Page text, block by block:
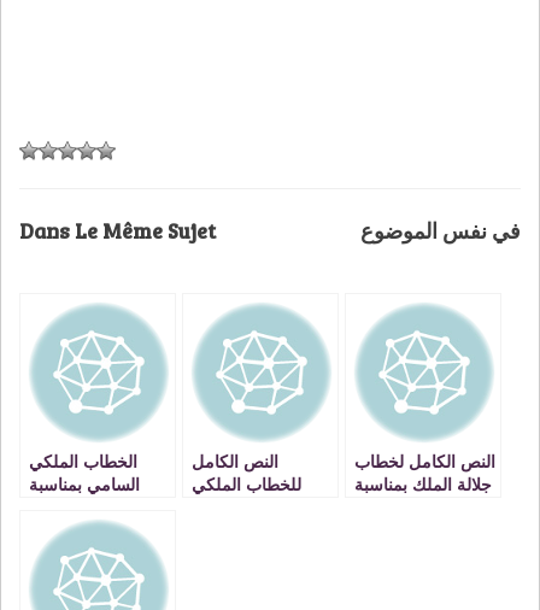
Dans Le Même Sujet في نفس الموضوع
الخطاب الملكي
السامي بمناسبة
والعشرين لتربع
جلالته على عرش
أسلافه الميامين
النص الكامل
للخطاب الملكي
النص الكامل لخطاب
جلالة الملك بمناسبة